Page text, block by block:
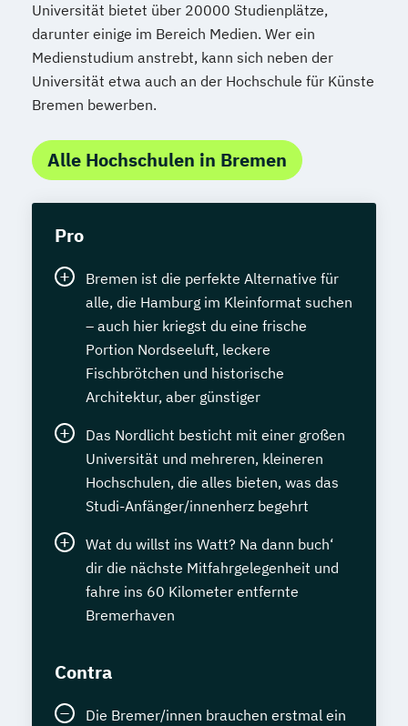
Universität bietet über 20000 Studienplätze,
darunter einige im Bereich Medien. Wer ein
Medienstudium anstrebt, kann sich neben der
Universität etwa auch an der Hochschule für Künste
Bremen bewerben.
Alle Hochschulen in Bremen
Pro
Bremen ist die perfekte Alternative für
alle, die Hamburg im Kleinformat suchen
– auch hier kriegst du eine frische
Portion Nordseeluft, leckere
Fischbrötchen und historische
Architektur, aber günstiger
Das Nordlicht besticht mit einer großen
Universität und mehreren, kleineren
Hochschulen, die alles bieten, was das
Studi-Anfänger/innenherz begehrt
Wat du willst ins Watt? Na dann buch‘
dir die nächste Mitfahrgelegenheit und
fahre ins 60 Kilometer entfernte
Bremerhaven
Contra
Die Bremer/innen brauchen erstmal ein